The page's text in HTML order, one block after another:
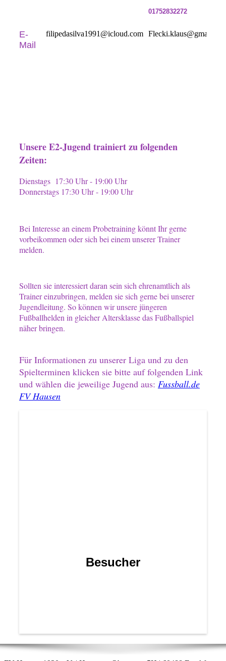
01752832272
E-
Mail
filipedasilva1991@icloud.com
Unsere E2-Jugend trainiert zu folgenden
Zeiten:
Dienstags 17:30 Uhr - 19:00 Uhr
Donnerstags 17:30 Uhr - 19:00 Uhr
Bei Interesse an einem Probetraining könnt Ihr gerne
vorbeikommen oder sich bei einem unserer Trainer
melden.
Sollten sie interessiert daran sein sich ehrenamtlich als
Trainer einzubringen, melden sie sich gerne bei unserer
Jugendleitung. So können wir unsere jüngeren
Fußballhelden in gleicher Altersklasse das Fußballspiel
näher bringen.
Für Informationen zu unserer Liga und zu den
Spielterminen klicken sie bitte auf folgenden Link
und wählen die jeweilige Jugend aus: Fussball.de
FV Hausen
Besucher